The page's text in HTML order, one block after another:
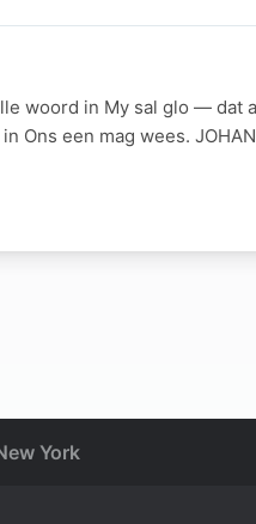
woord in My sal glo — dat
Ons een mag wees.
York